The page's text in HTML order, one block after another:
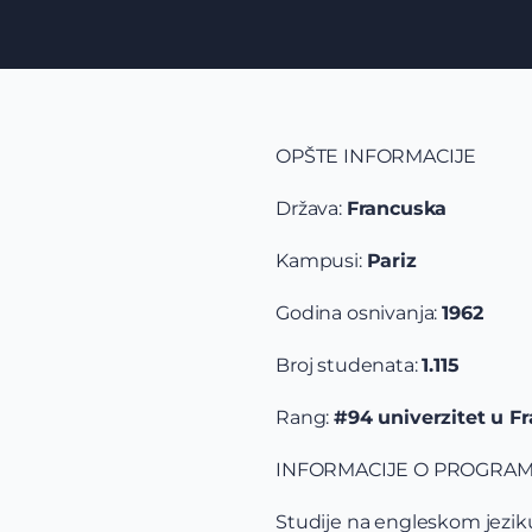
OPŠTE INFORMACIJE
Država: Francuska
Kampusi: Pariz
Godina osnivanja:1962
Broj studenata:1.115
Rang:#94 univerzitet u
INFORMACIJE O
Studije na engleskom